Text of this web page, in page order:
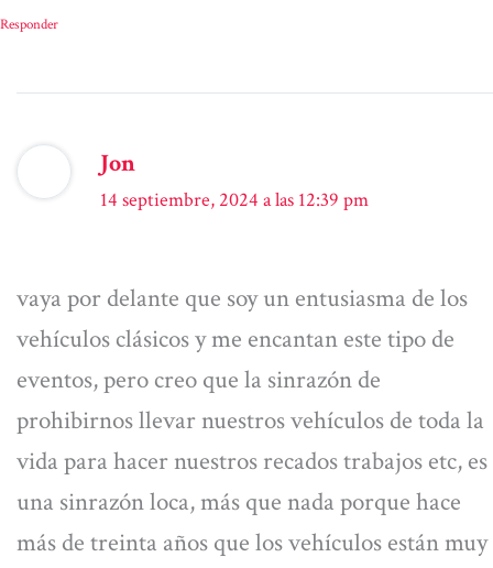
Responder
Jon
14 septiembre, 2024 a las 12:39 pm
vaya por delante que soy un entusiasma de los
vehículos clásicos y me encantan este tipo de
eventos, pero creo que la sinrazón de
prohibirnos llevar nuestros vehículos de toda la
vida para hacer nuestros recados trabajos etc, es
una sinrazón loca, más que nada porque hace
más de treinta años que los vehículos están muy